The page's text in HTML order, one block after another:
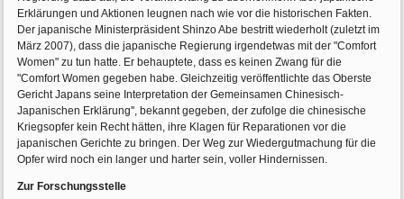
Erklärungen und Aktionen leugnen nach wie vor die historischen Fakten.
Der japanische Ministerpräsident Shinzo Abe bestritt wiederholt (zuletzt im
März 2007), dass die japanische Regierung irgendetwas mit der "Comfort
Women" zu tun hatte. Er behauptete, dass es keinen Zwang für die
"Comfort Women gegeben habe. Gleichzeitig veröffentlichte das Oberste
Gericht Japans seine Interpretation der Gemeinsamen Chinesisch-
Japanischen Erklärung'', bekannt gegeben, der zufolge die chinesische
Kriegsopfer kein Recht hätten, ihre Klagen für Reparationen vor die
japanischen Gerichte zu bringen. Der Weg zur Wiedergutmachung für die
Opfer wird noch ein langer und harter sein, voller Hindernissen.
Zur Forschungsstelle